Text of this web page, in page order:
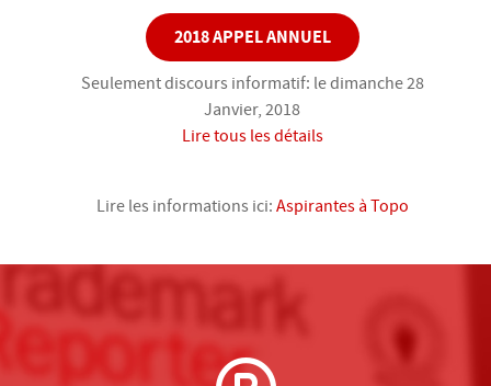
2018 APPEL ANNUEL
Seulement discours informatif: le dimanche 28
Janvier, 2018
Lire tous les détails
Lire les informations ici: Aspirantes à Topo